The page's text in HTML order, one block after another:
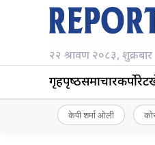
२२ श्रावण २०८३, शुक्रबार
गृहपृष्‍ठसमाचारकर्पोरेट
केपी शर्मा ओली